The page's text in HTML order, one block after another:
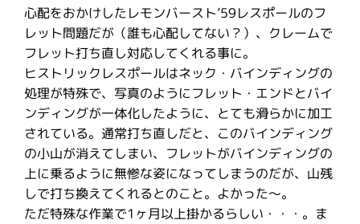
心配をおかけしたレモンバースト’59レスポールのフ
レット問題だが（誰も心配してない？）、クレームで
フレット打ち直し対応してくれる事に。
ヒストリックレスポールはネック・バインディングの
処理が特殊で、写真のようにフレット・エンドとバイ
ンディングが一体化したように、とても滑らかに加工
されている。通常打ち直しだと、このバインディング
の小山が消えてしまい、フレットがバインディングの
上に乗るように無惨な姿になってしまうのだが、山残
しで打ち換えてくれるとのこと。よかった〜。
ただ特殊な作業で1ヶ月以上掛かるらしい・・・。ま